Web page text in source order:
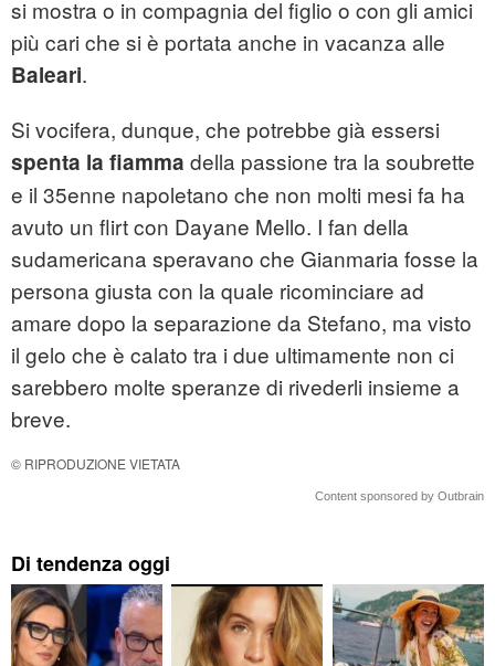
si mostra o in compagnia del figlio o con gli amici
più cari che si è portata anche in vacanza alle
Baleari.
Si vocifera, dunque, che potrebbe già essersi
spenta la fiamma della passione tra la soubrette
e il 35enne napoletano che non molti mesi fa ha
avuto un flirt con Dayane Mello. I fan della
sudamericana speravano che Gianmaria fosse la
persona giusta con la quale ricominciare ad
amare dopo la separazione da Stefano, ma visto
il gelo che è calato tra i due ultimamente non ci
sarebbero molte speranze di rivederli insieme a
breve.
© RIPRODUZIONE VIETATA
Content sponsored by Outbrain
Di tendenza oggi